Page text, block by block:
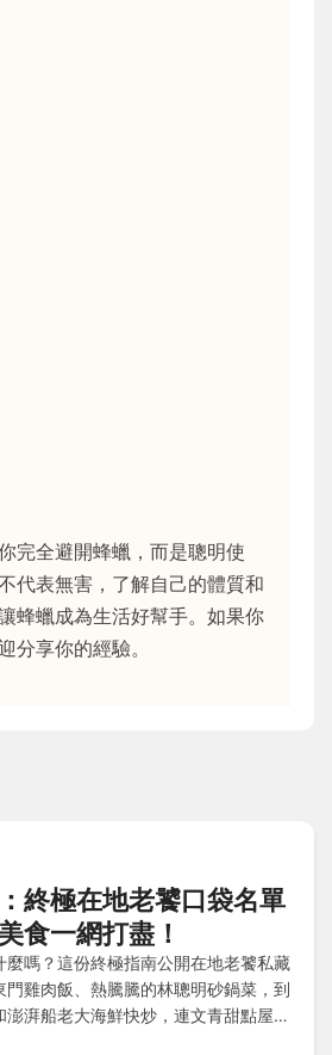
完全避開蜂蠟，而是聰明使
代表無害，了解自己的體質和
蜂蠟成為生活好幫手。如果你
分享你的經驗。
終極在地老饕口袋名單
食一網打盡！
麼嗎？這份終極指南公開在地老饕私藏
雞肉飯、熱騰騰的林聰明砂鍋菜，到
湃船老大海鮮快炒，連文青甜點屋子